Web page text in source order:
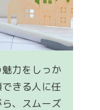
力をしっか
きる人に任
、スムーズ